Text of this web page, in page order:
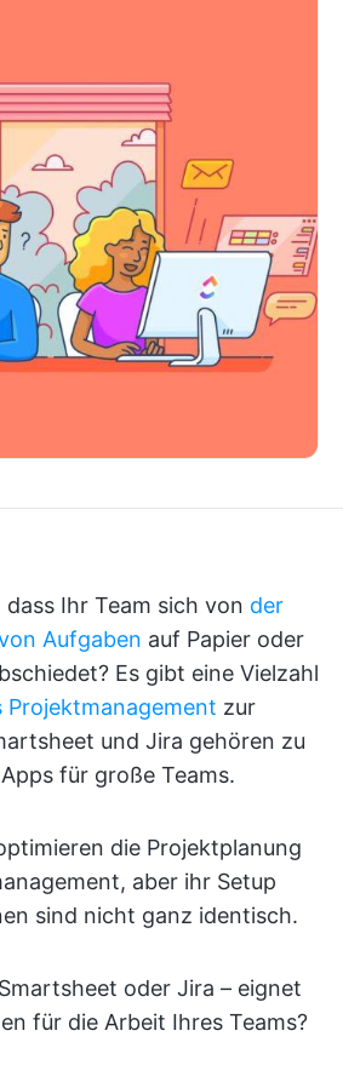
Ihr Team sich von der
Aufgaben auf Papier oder
Es gibt eine Vielzahl
Projektmanagement zur
und Jira gehören zu
für große Teams.
die Projektplanung
aber ihr Setup
sind nicht ganz identisch.
oder Jira – eignet
für die Arbeit Ihres Teams?